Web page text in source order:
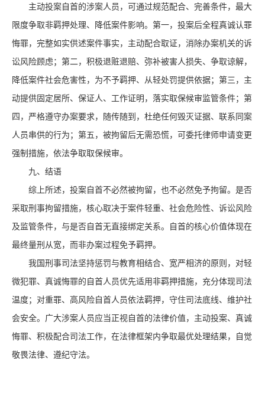
主动投案自首的涉案人员，可通过规范配合、完善条件，最大
限度争取非羁押处理、降低案件影响。第一，投案后全程真诚认罪
悔罪，完整如实供述案件事实，主动配合取证，消除办案机关的诉
讼风险顾虑；第二，积极退赃退赔、弥补被害人损失、争取谅解，
降低案件社会危害性，为不予羁押、从轻处罚提供依据；第三，主
动提供固定居所、保证人、工作证明，落实取保候审监管条件；第
四，严格遵守办案要求，随传随到，杜绝任何毁灭证据、联系同案
人员串供的行为；第五，被拘留后无需恐慌，可委托律师申请变更
强制措施，依法争取取保候审。
九、结语
综上所述，投案自首不必然被拘留，也不必然免予拘留。是否
采取刑事拘留措施，核心取决于案件轻重、社会危险性、诉讼风险
及监管条件，与是否自首无直接绑定关系。自首的核心价值体现在
最终量刑从宽，而非办案过程免予羁押。
我国刑事司法坚持惩罚与教育相结合、宽严相济的原则，对轻
微犯罪、真诚悔罪的自首人员优先适用非羁押措施，充分体现司法
温度；对重罪、高风险自首人员依法羁押，守住司法底线、维护社
会安全。广大涉案人员应当正视自首的法律价值，主动投案、真诚
悔罪、积极配合司法工作，在法律框架内争取最优处理结果，自觉
敬畏法律、遵纪守法。